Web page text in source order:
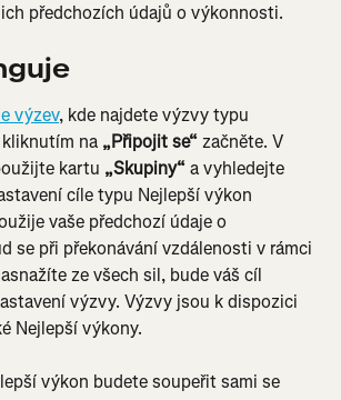
předchozích údajů o výkonnosti.
výzev, kde najdete výzvy typu
na „Připojit se“ začněte. V
kartu „Skupiny“ a vyhledejte
cíle typu Nejlepší výkon
vaše předchozí údaje o
se při překonávání vzdálenosti v rámci
ze všech sil, bude váš cíl
výzvy. Výzvy jsou k dispozici
Nejlepší výkony.
výkon budete soupeřit sami se